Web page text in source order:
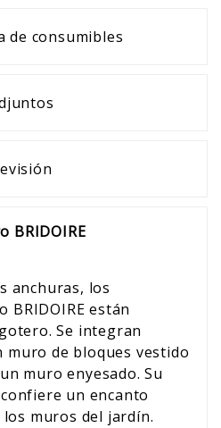
de consumibles
BRIDOIRE
anchuras, los
BRIDOIRE están
Se integran
muro de bloques vestido
muro enyesado. Su
un encanto
muros del jardín.